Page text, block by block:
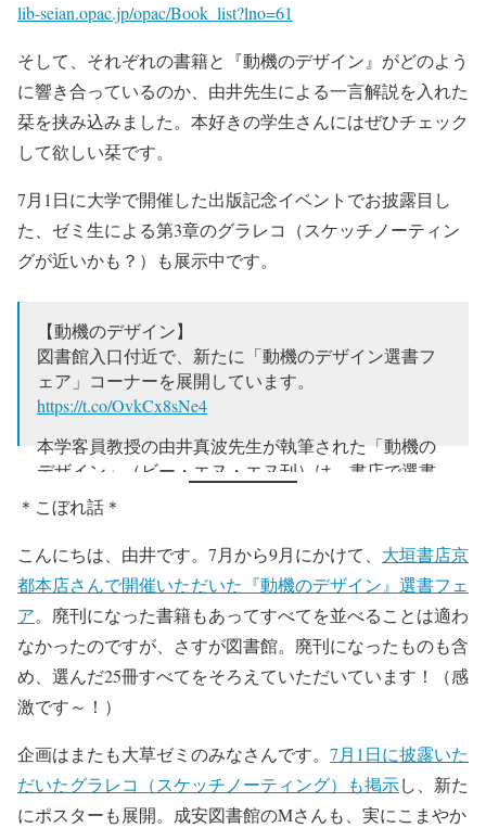
lib-seian.opac.jp/opac/Book_list?lno=61
そして、それぞれの書籍と『動機のデザイン』がどのよう
に響き合っているのか、由井先生による一言解説を入れた
栞を挟み込みました。本好きの学生さんにはぜひチェック
して欲しい栞です。
7月1日に大学で開催した出版記念イベントでお披露目し
た、ゼミ生による第3章のグラレコ（スケッチノーティン
グが近いかも？）も展示中です。
【動機のデザイン】
図書館入口付近で、新たに「動機のデザイン選書フ
ェア」コーナーを展開しています。
https://t.co/OvkCx8sNe4
本学客員教授の由井真波先生が執筆された「動機の
デザイン」（ビー・エヌ・エヌ刊）は、書店で選書
フェアも展開された本です。
このたび著者の由井先生が自ら（続きます
pic.twitter.com/1wBMcOv5d6
— 成安造形大学附属図書館 (@seian_library)October 7,
2022
＊こぼれ話＊
こんにちは、由井です。7月から9月にかけて、 大垣書店京
都本店さんで開催いただいた『動機のデザイン』選書フェ
ア。廃刊になった書籍もあってすべてを並べることは適わ
なかったのですが、さすが図書館。廃刊になったものも含
め、選んだ25冊すべてをそろえていただいています！（感
激です～！）
企画はまたも大草ゼミのみなさんです。 7月1日に披露いた
だいたグラレコ（スケッチノーティング）も掲示し、新た
にポスターも展開。成安図書館のMさんも、実にこまやか